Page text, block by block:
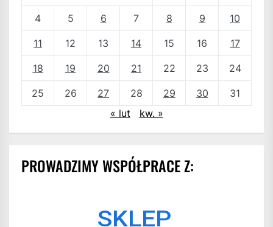
4 5 6 7 8 9 10
11 12 13 14 15 16 17
18 19 20 21 22 23 24
25 26 27 28 29 30
31
« lut
kw. »
PROWADZIMY WSPÓŁPRACE Z: